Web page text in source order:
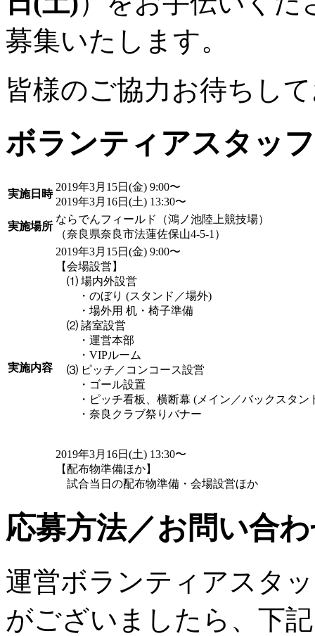
募集いたします。
皆様のご協力お待ちし
ボランティアスタッ
実施日時
2019年3月15日(金) 9:00〜
2019年3月16日(土) 13:30〜
実施場所
ならでんフィールド（鴻ノ池陸上競技場）
（奈良県奈良市法蓮佐保山4-5-1）
実施内容
2019年3月15日(金) 9:00〜
【会場設営】
⑴ 場内外設営
・のぼり (スタンド／場外)
・場外用 机・椅子準備
⑵ 諸室設営
・運営本部
・VIPルーム
⑶ ピッチ／コンコース設営
・ゴール設置
・ピッチ看板、横断幕 (メイン／バックスタン
・奈良クラブ祭りバナー
2019年3月16日(土) 13:30〜
【配布物準備ほか】
試合当日の配布物準備・会場設営ほか
応募方法／お問い合
運営ボランティアスタ
がございましたら、下